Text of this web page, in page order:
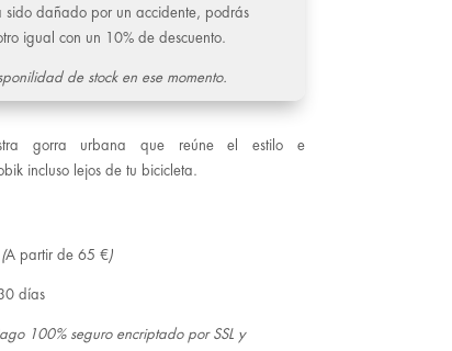
sido dañado por un accidente, podrás
igual con un 10% de descuento.
de stock en ese momento.
gorra urbana que reúne el estilo e
incluso lejos de tu bicicleta.
(A partir de 65 €)
días
100% seguro encriptado por SSL y